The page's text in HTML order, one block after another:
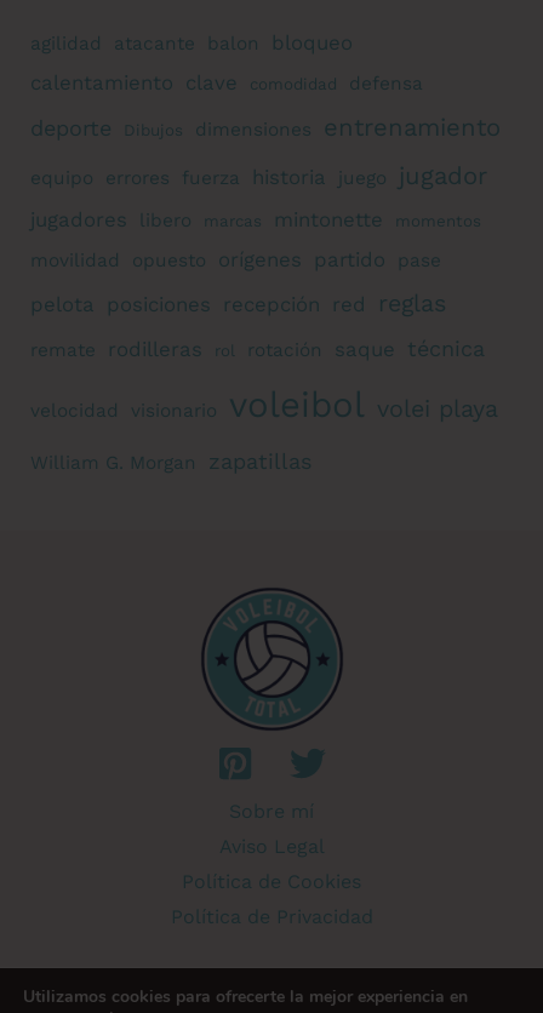
agilidad atacante balon
bloqueo
calentamiento clave comodidad defensa
deporte Dibujos dimensiones entrenamiento
equipo errores fuerza historia juego jugador
jugadores libero marcas mintonette momentos
movilidad opuesto orígenes partido pase
pelota posiciones recepción red reglas
remate rodilleras rol rotación saque técnica
velocidad visionario voleibol volei playa
William G. Morgan zapatillas
Sobre mí
Aviso Legal
Política de Cookies
Política de Privacidad
Utilizamos cookies para ofrecerte la mejor experiencia en